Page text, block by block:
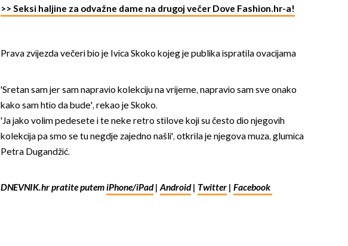
>> Seksi haljine za odvažne dame na drugoj večer Dove Fashion.hr-a!
Prava zvijezda večeri bio je Ivica Skoko kojeg je publika ispratila ovacijama
'Sretan sam jer sam napravio kolekciju na vrijeme, napravio sam sve onako
kako sam htio da bude', rekao je Skoko.
'Ja jako volim pedesete i te neke retro stilove koji su često dio njegovih
kolekcija pa smo se tu negdje zajedno našli', otkrila je njegova muza, glumica
Petra Dugandžić.
DNEVNIK.hr pratite putemiPhone/iPad|Android| Twitter| Facebook